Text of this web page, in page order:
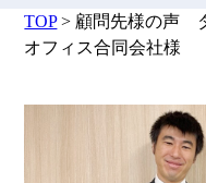
TOP> 顧問先様の声
オフィス合同会社様